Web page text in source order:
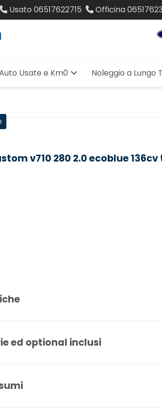
Usato 06517622715 Officina06517623
Usate e Km0 Noleggio a Lungo
v710 280 2.0 ecoblue 136cv
ed optional inclusi